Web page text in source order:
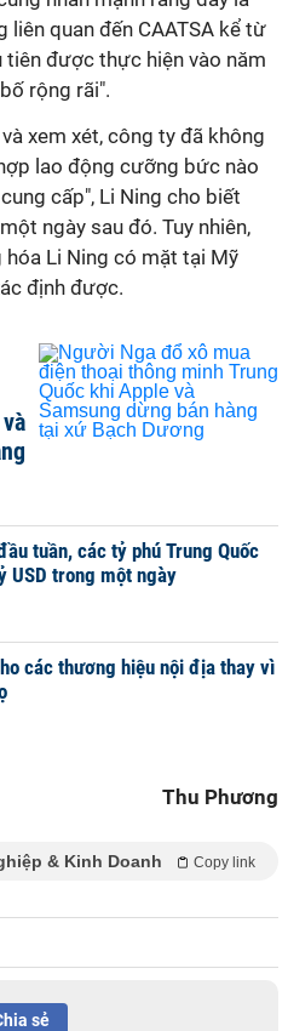
liên quan đến CAATSA kể từ
tiên được thực hiện vào năm
rộng rãi".
xem xét, công ty đã không
lao động cưỡng bức nào
cấp", Li Ning cho biết
ngày sau đó. Tuy nhiên,
hóa Li Ning có mặt tại Mỹ
định được.
tuần, các tỷ phú Trung Quốc
USD trong một ngày
các thương hiệu nội địa thay vì
Thu Phương
& Kinh Doanh Copy link
sẻ